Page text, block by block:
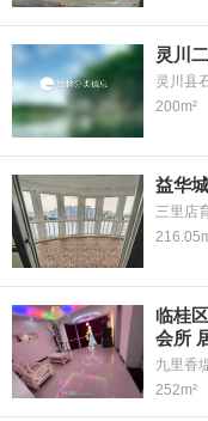
灵川
灵川县
200m²
益华
三里店
临桂
会所
九里香
252m²